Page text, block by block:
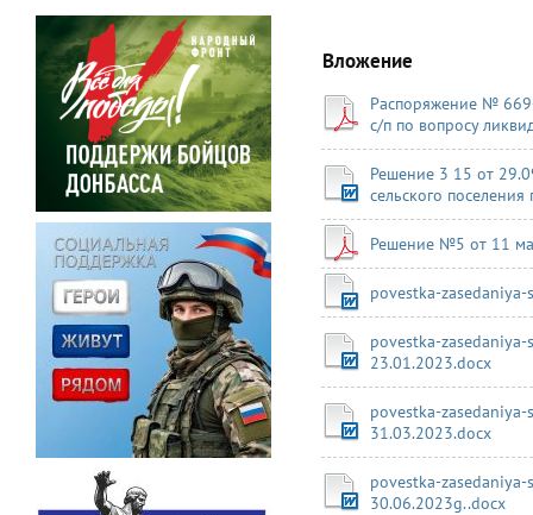
Вложение
Распоряжение №
с/п по вопросу
Решение 3 15 от
сельского
Решение №5 от 11
povestka-
povestka-
23.01.2023.docx
povestka-
31.03.2023.docx
povestka-
30.06.2023g..docx